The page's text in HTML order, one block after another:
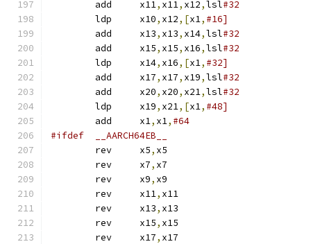
	add	x11
, x11, x12,lsl#32
	ldp	x10
, x12,[x1, #16]
	add	x13
, x13, x14,lsl#32
	add	x15
, x15, x16,lsl#32
	ldp	x14
, x16,[x1, #32]
	add	x17
, x17, x19,lsl#32
	add	x20
, x20, x21,lsl#32
	ldp	x19
, x21,[x1, #48]
	add	x1
, x1, #64
#ifdef	__AARCH64EB__
	rev	x5
, x5
	rev	x7
, x7
	rev	x9
, x9
	rev	x11
, x11
	rev	x13
, x13
	rev	x15
, x15
	rev	x17
, x17